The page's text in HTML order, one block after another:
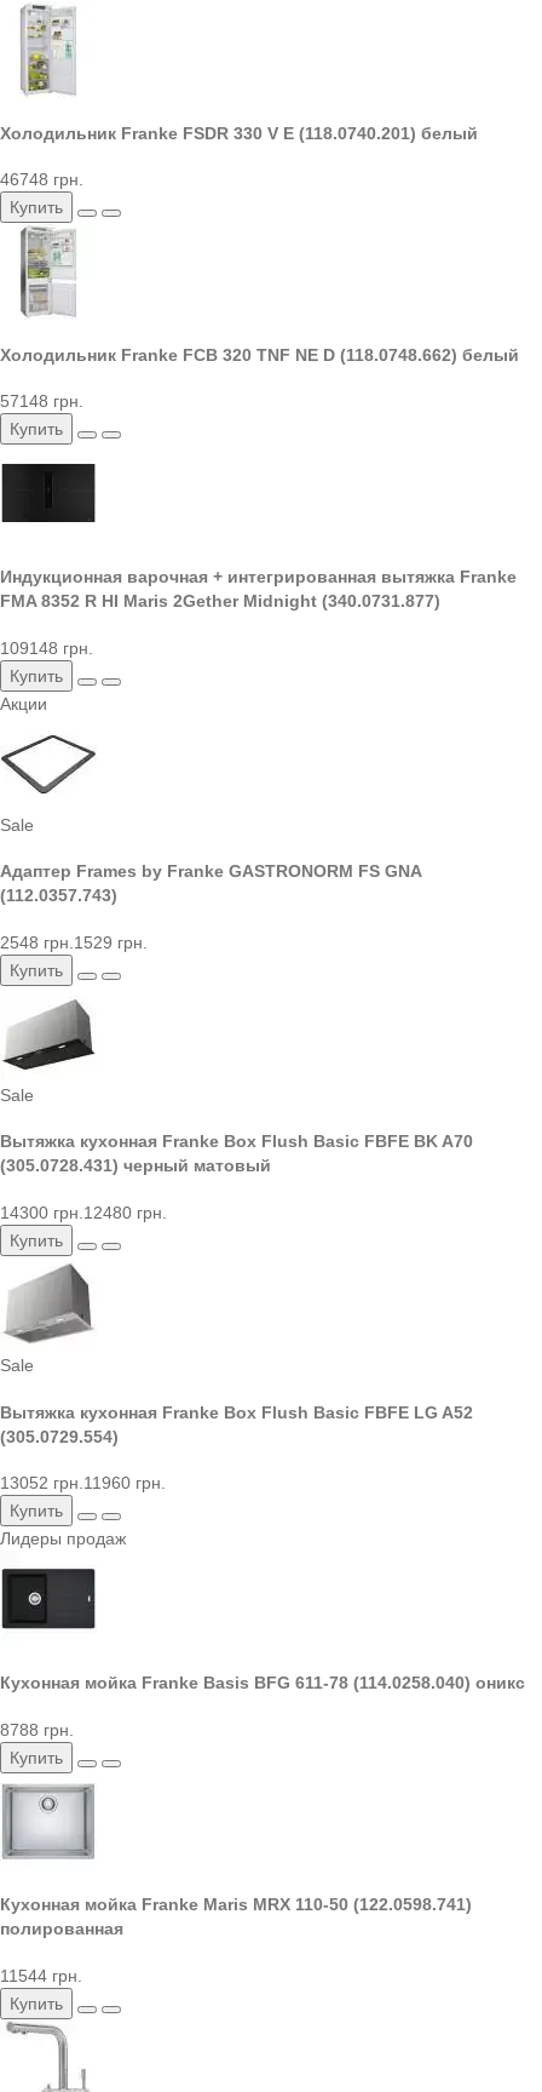
Холодильник Franke FSDR 330 V E (118.0740.201) белый
46748 грн.
Купить
Холодильник Franke FCB 320 TNF NE D (118.0748.662) белый
57148 грн.
Купить
Индукционная варочная + интегрированная вытяжка Franke
FMA 8352 R HI Maris 2Gether Midnight (340.0731.877)
109148 грн.
Купить
Акции
Sale
Адаптер Frames by Franke GASTRONORM FS GNA
(112.0357.743)
2548 грн. 1529 грн.
Купить
Sale
Вытяжка кухонная Franke Box Flush Basic FBFE BK A70
(305.0728.431) черный матовый
14300 грн. 12480 грн.
Купить
Sale
Вытяжка кухонная Franke Box Flush Basic FBFE LG A52
(305.0729.554)
13052 грн.11960 грн.
Купить
Лидеры продаж
Кухонная мойка Franke Basis BFG 611-78 (114.0258.040) оникс
8788 грн.
Купить
Кухонная мойка Franke Maris MRX 110-50 (122.0598.741)
полированная
11544 грн.
Купить